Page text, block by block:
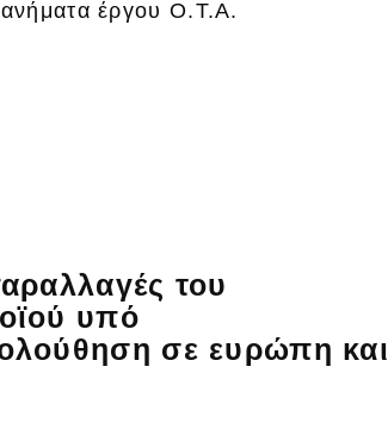
έργου Ο.Τ.Α.
του
υπό
σε ευρώπη και